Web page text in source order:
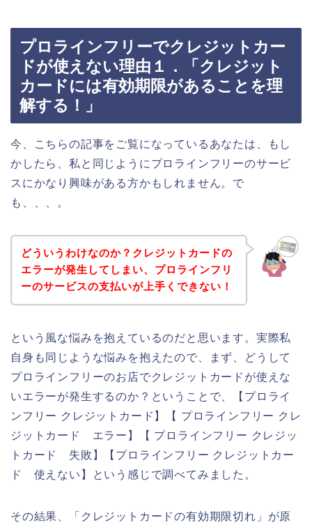
プロラインフリーでクレジットカー
ドが使えない理由１．「クレジット
カードには有効期限があることを理
解する！」
今、こちらの記事をご覧になっているあなたは、もし
かしたら、私と同じようにプロラインフリーのサービ
スにかなり興味がある方かもしれません。で
も、、、。
どういうわけなのか？クレジットカードの
エラーが発生してしまい、プロラインフリ
ーのサービスの支払いが上手くできない！
という風な悩みを抱えているのだと思います。実際私
自身も同じような悩みを抱えたので、まず、どうして
プロラインフリーのお店でクレジットカードが使えな
いエラーが発生するのか？ということで、【プロライ
ンフリー クレジットカード】【 プロラインフリー クレ
ジットカード エラー】【 プロラインフリー クレジッ
トカード 失敗】【プロラインフリー クレジットカー
ド 使えない】という感じで調べてみました。
その結果、「クレジットカードの有効期限切れ」が原